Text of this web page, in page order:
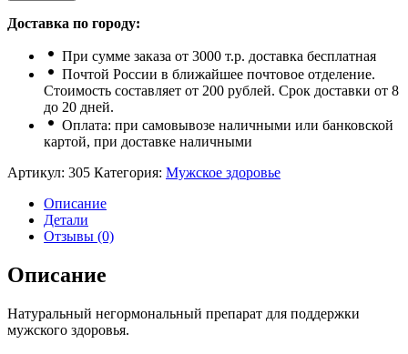
Доставка по городу:
При сумме заказа от 3000 т.р. доставка бесплатная
Почтой России в ближайшее почтовое отделение.
Стоимость составляет от 200 рублей. Срок доставки от 8
до 20 дней.
Оплата: при самовывозе наличными или банковской
картой, при доставке наличными
Артикул: 305 Категория: Мужское здоровье
Описание
Детали
Отзывы (0)
Описание
Натуральный негормональный препарат для поддержки
мужского здоровья.